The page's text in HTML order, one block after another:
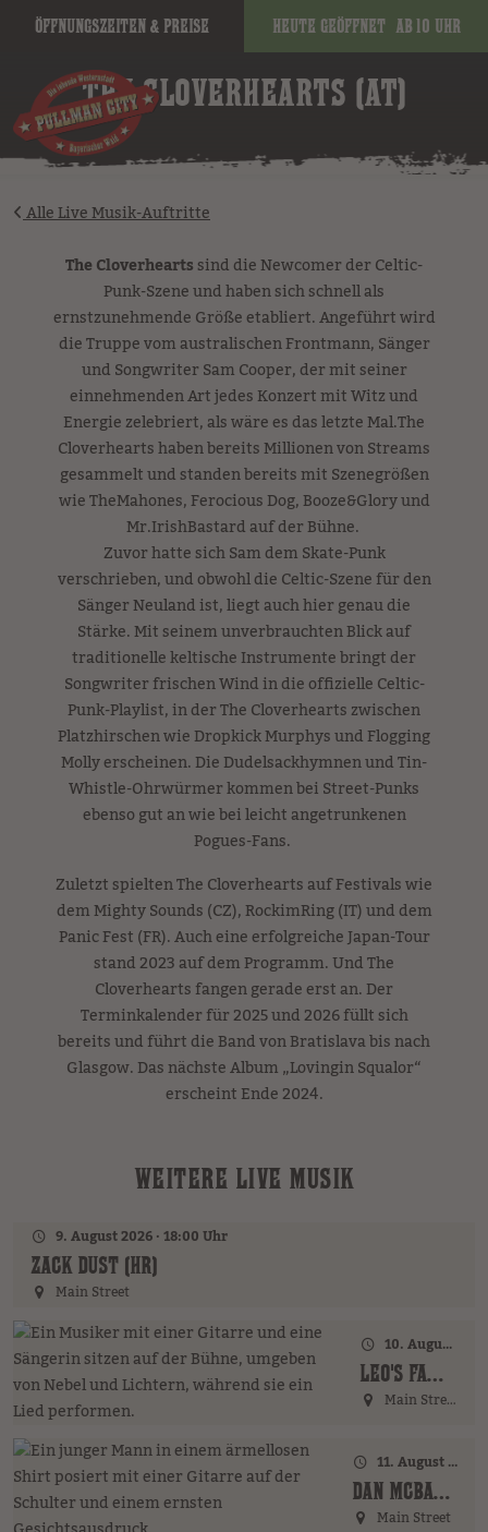
Öffnungszeiten & Preise Heute geöffnet ab 10 Uhr
image
THE CLOVERHEARTS (AT)
Alle Live Musik-Auftritte
The Cloverheartssind die Newcomer der Celtic-
Punk-Szene und haben sich schnell als
ernstzunehmende Größe etabliert. Angeführt wird
die Truppe vom australischen Frontmann, Sänger
und Songwriter Sam Cooper, der mit seiner
einnehmenden Art jedes Konzert mit Witz und
Energie zelebriert, als wäre es das letzte Mal.The
Cloverhearts haben bereits Millionen von Streams
gesammelt und standen bereits mit Szenegrößen
wie TheMahones, Ferocious Dog, Booze&Glory und
Mr.IrishBastard auf der Bühne.
Zuvor hatte sich Sam dem Skate-Punk
verschrieben, und obwohl die Celtic-Szene für den
Sänger Neuland ist, liegt auch hier genau die
Stärke. Mit seinem unverbrauchten Blick auf
traditionelle keltische Instrumente bringt der
Songwriter frischen Wind in die offizielle Celtic-
Punk-Playlist, in der The Cloverhearts zwischen
Platzhirschen wie Dropkick Murphys und Flogging
Molly erscheinen. Die Dudelsackhymnen und Tin-
Whistle-Ohrwürmer kommen bei Street-Punks
ebenso gut an wie bei leicht angetrunkenen
Pogues-Fans.
Zuletzt spielten The Cloverhearts auf Festivals wie
dem Mighty Sounds (CZ), RockimRing (IT) und dem
Panic Fest (FR). Auch eine erfolgreiche Japan-Tour
stand 2023 auf dem Programm. Und The
Cloverhearts fangen gerade erst an. Der
Terminkalender für 2025 und 2026 füllt sich
bereits und führt die Band von Bratislava bis nach
Glasgow. Das nächste Album „Lovingin Squalor“
erscheint Ende 2024.
WEITERE LIVE MUSIK
9. August 2026 · 18:00 Uhr
ZACK DUST (HR)
Main Street
10. August 2026 · 18:00 Uhr
LEO'S FAMILY (GER)
Main Street
11. August 2026 · 17:00 Uhr – 18:00 Uhr
DAN MCBAKER (GER)
Main Street